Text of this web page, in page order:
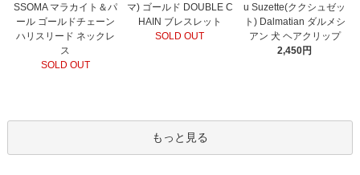
SSOMA マラカイト＆パ
ール ゴールドチェーン
ハリスリード ネックレ
ス
SOLD OUT
マ) ゴールド DOUBLE C
HAIN ブレスレット
SOLD OUT
u Suzette(ククシュゼッ
ト) Dalmatian ダルメシ
アン 犬 ヘアクリップ
2,450円
もっと見る